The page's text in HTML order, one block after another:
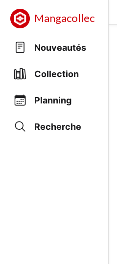
Mangacollec
Nouveautés
Collection
Planning
Recherche